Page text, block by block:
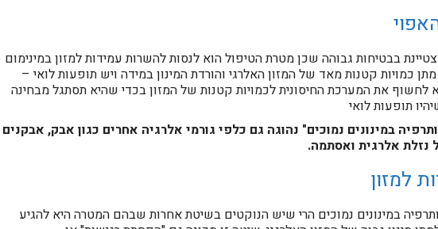
בבטיחות גבוהה שכן מטרת הטיפול הוא לנסות להשרות עמידות למזון במינימום
כמויות קטנות מאד של המזון האלרגי והורדת המינון במידה ויש תופעות לואי –
לחשוף את המערכת החיסונית לכמויות קטנות של המזון בכדי שהיא תסתגל מבחינה
תופעות לואי
במינונים נמוכים" נהוגה גם כלפי גורמי אלרגיה אחרים כגון אבק, אבקנים
נזלת אלרגית ואסתמה.
למזון
במינונים נמוכים הרי שיש הנוקטים בשיטת אחרות שבהם המטרה היא להגיע